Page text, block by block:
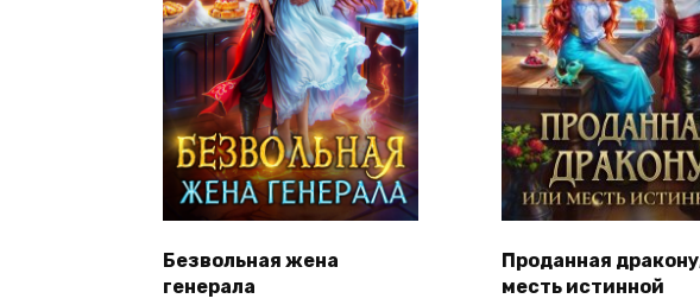
Безвольная жена
генерала
Проданная
месть истинной